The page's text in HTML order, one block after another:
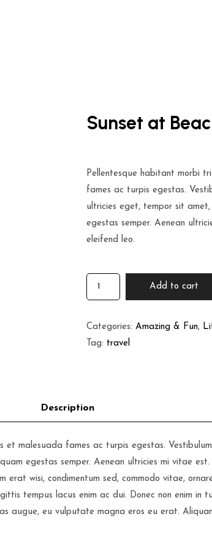
Sunset at
Pellentesque habitant morbi
fames ac turpis egestas.
ultricies eget, tempor sit
egestas semper. Aenean
eleifend leo.
Sunset
at
quantity
Add to cart
Categories:Amazing & Fun,
Tag: travel
et malesuada fames ac turpis egestas.
egestas semper. Aenean ultricies mi vitae
wisi, condimentum sed, commodo vitae,
tempus lacus enim ac dui. Donec non enim in
augue, eu vulputate magna eros eu erat.